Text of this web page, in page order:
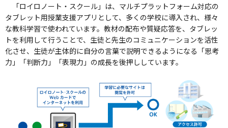
「ロイロノート・スクール」は、マルチプラットフォーム対応の
タブレット用授業支援アプリとして、多くの学校に導入され、様々
な教科学習で使われています。教材の配布や質疑応答を、タブレッ
トを利用して行うことで、生徒と先生のコミュニケーションを活性
化させ、生徒が主体的に自分の言葉で説明できるようになる「思考
力」「判断力」「表現力」の成長を後押ししています。